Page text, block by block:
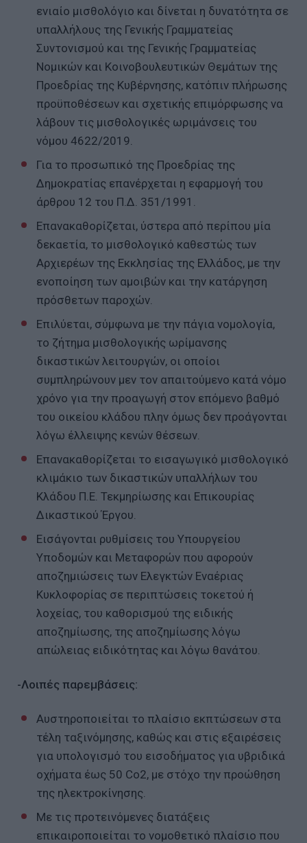
ενιαίο μισθολόγιο και δίνεται η δυνατότητα σε
υπαλλήλους της Γενικής Γραμματείας
Συντονισμού και της Γενικής Γραμματείας
Νομικών και Κοινοβουλευτικών Θεμάτων της
Προεδρίας της Κυβέρνησης, κατόπιν πλήρωσης
προϋποθέσεων και σχετικής επιμόρφωσης να
λάβουν τις μισθολογικές ωριμάνσεις του
νόμου 4622/2019.
Για το προσωπικό της Προεδρίας της
Δημοκρατίας επανέρχεται η εφαρμογή του
άρθρου 12 του Π.Δ. 351/1991.
Επανακαθορίζεται, ύστερα από περίπου μία
δεκαετία, το μισθολογικό καθεστώς των
Αρχιερέων της Εκκλησίας της Ελλάδος, με την
ενοποίηση των αμοιβών και την κατάργηση
πρόσθετων παροχών.
Επιλύεται, σύμφωνα με την πάγια νομολογία,
το ζήτημα μισθολογικής ωρίμανσης
δικαστικών λειτουργών, οι οποίοι
συμπληρώνουν μεν τον απαιτούμενο κατά νόμο
χρόνο για την προαγωγή στον επόμενο βαθμό
του οικείου κλάδου πλην όμως δεν προάγονται
λόγω έλλειψης κενών θέσεων.
Επανακαθορίζεται το εισαγωγικό μισθολογικό
κλιμάκιο των δικαστικών υπαλλήλων του
Κλάδου Π.Ε. Τεκμηρίωσης και Επικουρίας
Δικαστικού Έργου.
Εισάγονται ρυθμίσεις του Υπουργείου
Υποδομών και Μεταφορών που αφορούν
αποζημιώσεις των Ελεγκτών Εναέριας
Κυκλοφορίας σε περιπτώσεις τοκετού ή
λοχείας, του καθορισμού της ειδικής
αποζημίωσης, της αποζημίωσης λόγω
απώλειας ειδικότητας και λόγω θανάτου.
-Λοιπές παρεμβάσεις:
Αυστηροποιείται το πλαίσιο εκπτώσεων στα
τέλη ταξινόμησης, καθώς και στις εξαιρέσεις
για υπολογισμό του εισοδήματος για υβριδικά
οχήματα έως 50 Co2, με στόχο την προώθηση
της ηλεκτροκίνησης.
Με τις προτεινόμενες διατάξεις
επικαιροποιείται το νομοθετικό πλαίσιο που